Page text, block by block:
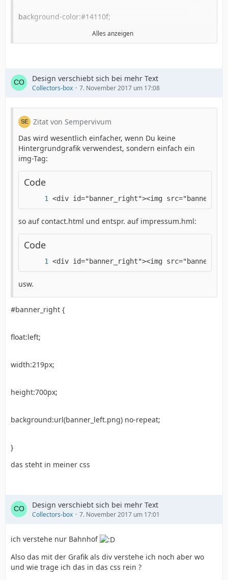
background-color:#14110f;
margin:0px auto;
#header {
width:100%;
height:241px;
background:url(header_bg.png) repeat-x;
margin:0px auto;
text-align:center;
margin:0px auto;
text-align:center;
}
Alles anzeigen
Design verschiebt sich bei mehr Text
Collectors-box 7. November 2017 um 17:08
Zitat von Sempervivum
Das wird wesentlich einfacher, wenn Du keine
Hintergrundgrafik verwendest, sondern einfach ein
img-Tag:
Code
<div id="banner_right"><img
so auf contact.html und entspr. auf impressum.hml:
Code
<div id="banner_right"><img
usw.
#banner_right {
float:left;
width:219px;
height:700px;
background:url(banner_left.png) no-repeat;
}
das steht in meiner css
Design verschiebt sich bei mehr Text
Collectors-box 7. November 2017 um 17:01
ich verstehe nur Bahnhof
Also das mit der Grafik als div verstehe ich noch aber wo
und wie trage ich das in das css rein ?